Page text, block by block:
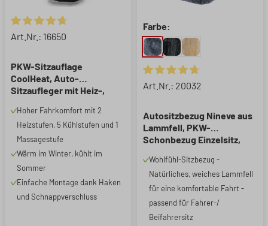
Durchschnittliche Bewertung von 4.74 von 5 Sternen
Art.Nr.: 16650
PKW-Sitzauflage
CoolHeat, Auto-
Sitzaufleger mit Heiz-,
Massagefunktion schwarz,
1 Stück
Hoher Fahrkomfort mit 2
Heizstufen, 5 Kühlstufen und 1
Massagestufe
Wärm im Winter, kühlt im
Sommer
Einfache Montage dank Haken
und Schnappverschluss
Farbe:
Durchschnittliche Bewertung
Art.Nr.: 20032
Autositzbezug Nineve aus
Lammfell, PKW-
Schonbezug Einzelsitz,
Reißverschluss anthrazit, 1
Stück
Wohlfühl-Sitzbezug -
Natürliches, weiches Lammfell
für eine komfortable Fahrt -
passend für Fahrer-/
Beifahrersitz